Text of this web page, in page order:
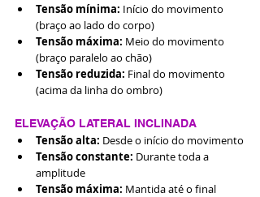
Tensão mínima: Início do movimento
(braço ao lado do corpo)
Tensão máxima: Meio do movimento
(braço paralelo ao chão)
Tensão reduzida: Final do movimento
(acima da linha do ombro)
ELEVAÇÃO LATERAL INCLINADA
Tensão alta: Desde o início do movimento
Tensão constante: Durante toda a
amplitude
Tensão máxima: Mantida até o final